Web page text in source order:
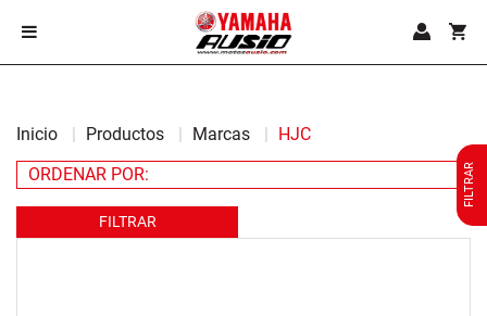
Inicio Productos Marcas HJC
FILTRAR
FILTRAR